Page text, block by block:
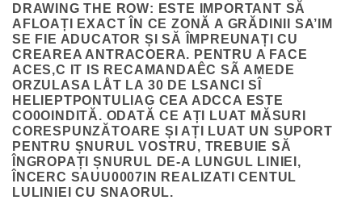
DRAWING THE ROW: ESTE IMPORTANT SĂ
AFLOAȚI EXACT ÎN CE ZONĂ A GRĂDINII SA’IM
SE FIE ADUCATOR ȘI SĂ ÎMPREUNAȚI CU
CREAREA ANTRACOERA. PENTRU A FACE
ACES,C IT IS RECAMANDAÊC SÃ AMEDE
ORZULASA LÅT LA 30 DE LSANCI SÎ
HELIEPTPONTULIAG CEA ADCCA ESTE
CO0OINDITĂ. ODATĂ CE AȚI LUAT MĂSURI
CORESPUNZĂTOARE ȘI AȚI LUAT UN SUPORT
PENTRU ȘNURUL VOSTRU, TREBUIE SĂ
ÎNGROPAȚI ȘNURUL DE-A LUNGUL LINIEI,
ÎNCERC SAUU0007IN REALIZATI CENTUL
LULINIEI CU SNAORUL.